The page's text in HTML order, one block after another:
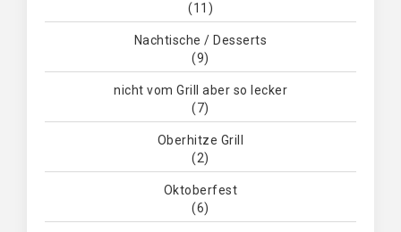
(11)
Nachtische / Desserts
(9)
nicht vom Grill aber so lecker
(7)
Oberhitze Grill
(2)
Oktoberfest
(6)